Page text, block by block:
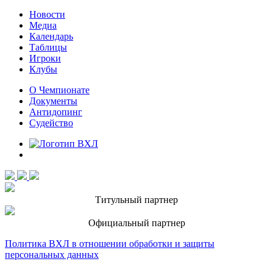
Новости
Медиа
Календарь
Таблицы
Игроки
Клубы
О Чемпионате
Документы
Антидопинг
Судейство
Титульный партнер
Официальный партнер
Политика ВХЛ в отношении обработки и защиты
персональных данных